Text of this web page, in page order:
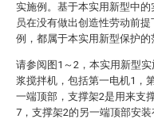
实施例。基于本实用新型中
员在没有做出创造性劳动前
例，都属于本实用新型保护的
请参阅图1～2，本实用新型
浆搅拌机，包括第一电机1，
一端顶部，支撑架2是用来支
7，支撑架2的另一端顶部安